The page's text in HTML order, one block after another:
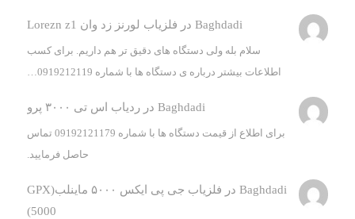
Baghdadi در فلزیاب لورنز زد وان Lorezn z1
سلام بله ولی دستگاه های دقیق تر هم داریم. برای کسب
اطلاعات بیشتر درباره ی دستگاه ها با شماره 0919212119…
Baghdadi درردیاب اس تی ۳۰۰۰ پرو
برای اطلاع از قیمت دستگاه ها با شماره 09192121179 تماس
حاصل فرمایید.
Baghdadi در
فلزیاب جی پی ایکس ۵۰۰۰ ماینلب(GPX
5000)